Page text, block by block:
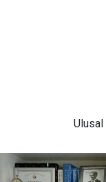
Ulusal